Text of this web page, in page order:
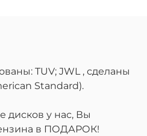
TUV; JWL , сделаны
Standard).
дисков у нас, Вы
в ПОДАРОК!